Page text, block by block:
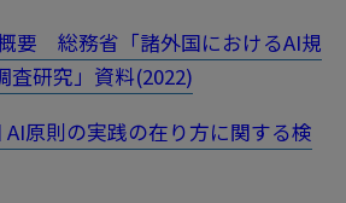
要 総務省「諸外国におけるAI規
査研究」資料(2022)
原則の実践の在り方に関する検